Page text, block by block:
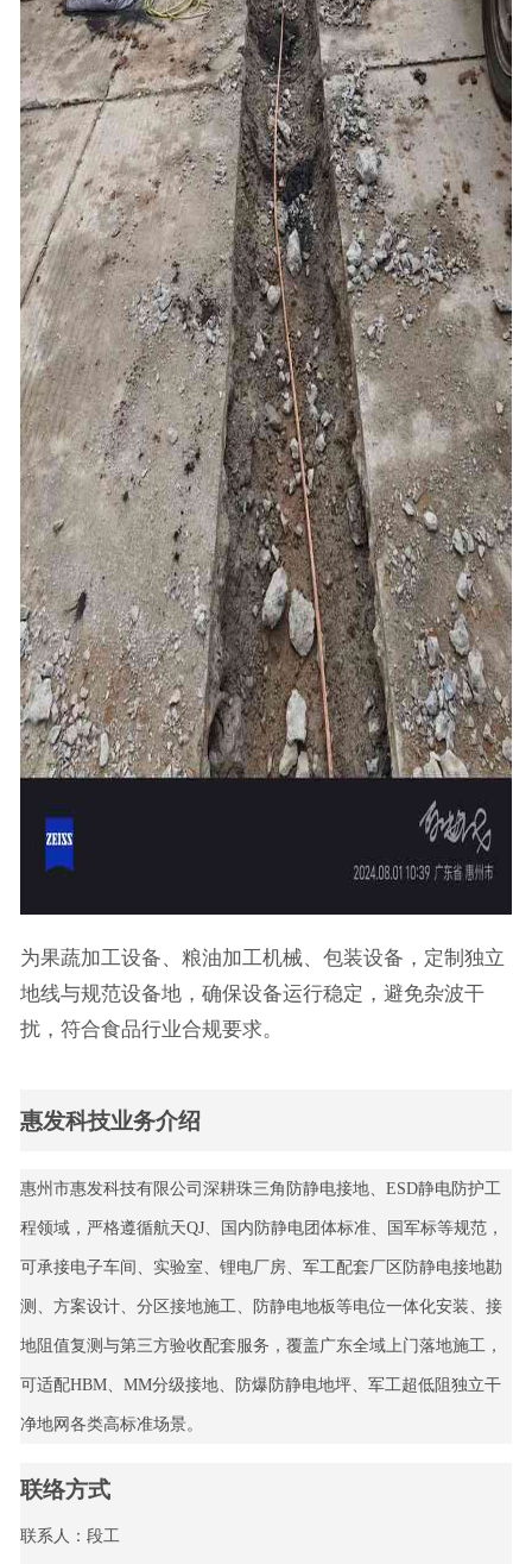
为果蔬加工设备、粮油加工机械、包装设备，定制独立
地线与规范设备地，确保设备运行稳定，避免杂波干
扰，符合食品行业合规要求。
惠发科技业务介绍
惠州市惠发科技有限公司深耕珠三角防静电接地、ESD静电防护工
程领域，严格遵循航天QJ、国内防静电团体标准、国军标等规范，
可承接电子车间、实验室、锂电厂房、军工配套厂区防静电接地勘
测、方案设计、分区接地施工、防静电地板等电位一体化安装、接
地阻值复测与第三方验收配套服务，覆盖广东全域上门落地施工，
可适配HBM、MM分级接地、防爆防静电地坪、军工超低阻独立干
净地网各类高标准场景。
联络方式
联系人：段工